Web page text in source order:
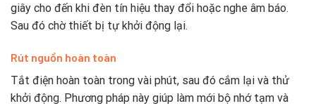
giây cho đến khi đèn tín hiệu thay đổi hoặc nghe âm báo.
Sau đó chờ thiết bị tự khởi động lại.
Rút nguồn hoàn toàn
Tắt điện hoàn toàn trong vài phút, sau đó cắm lại và thử
khởi động. Phương pháp này giúp làm mới bộ nhớ tạm và